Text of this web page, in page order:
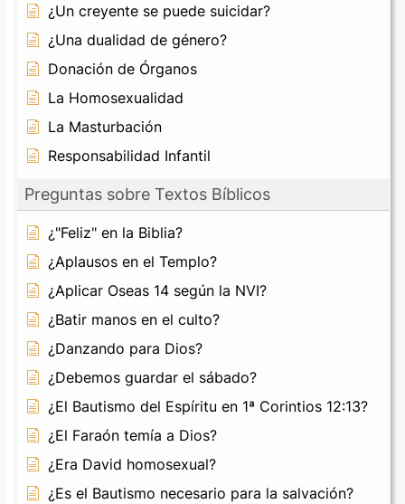
¿Un creyente se puede suicidar?
¿Una dualidad de género?
Donación de Órganos
La Homosexualidad
La Masturbación
Responsabilidad Infantil
Preguntas sobre Textos Bíblicos
¿"Feliz" en la Biblia?
¿Aplausos en el Templo?
¿Aplicar Oseas 14 según la NVI?
¿Batir manos en el culto?
¿Danzando para Dios?
¿Debemos guardar el sábado?
¿El Bautismo del Espíritu en 1ª Corintios 12:13?
¿El Faraón temía a Dios?
¿Era David homosexual?
¿Es el Bautismo necesario para la salvación?